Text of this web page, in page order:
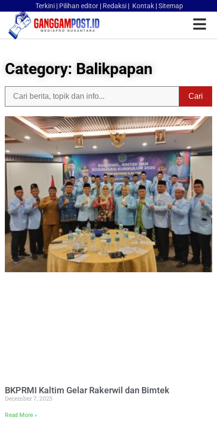
Terkini | Pilihan editor | Redaksi | Kontak |Sitemap
Category: Balikpapan
Cari
BKPRMI Kaltim Gelar Rakerwil dan Bimtek
December 7, 2025
Read More »